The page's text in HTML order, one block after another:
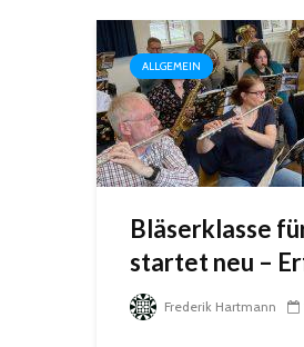
ALLGEMEIN
Bläserklasse
startet neu –
Frederik Hartmann